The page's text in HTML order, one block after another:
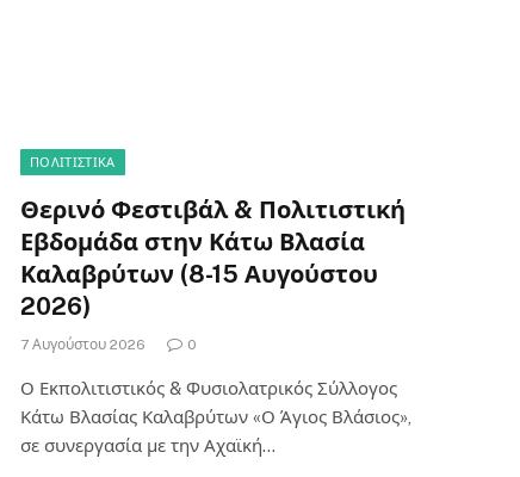
ΠΟΛΙΤΙΣΤΙΚΑ
Θερινό Φεστιβάλ & Πολιτιστική
Εβδομάδα στην Κάτω Βλασία
Καλαβρύτων (8-15 Αυγούστου
2026)
7 Αυγούστου 2026 0
Ο Εκπολιτιστικός & Φυσιολατρικός Σύλλογος
Κάτω Βλασίας Καλαβρύτων «Ο Άγιος Βλάσιος»,
σε συνεργασία με την Αχαϊκή…